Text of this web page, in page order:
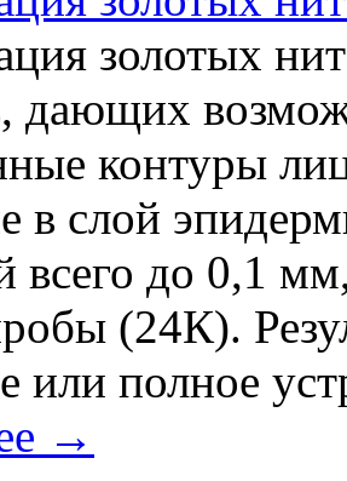
золотых
дающих
контуры
в слой
всего до 0,1
(24К).
или полное
→